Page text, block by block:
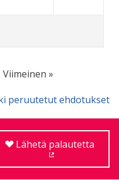
Viimeinen »
peruutetut ehdotukset
Lähetä palautetta